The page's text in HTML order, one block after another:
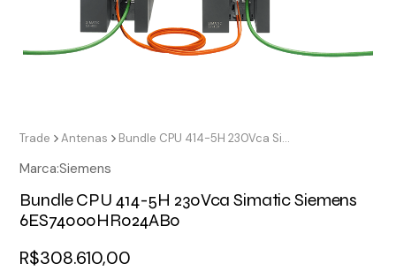
Trade Antenas Bundle CPU 414-5H 230Vca Simatic Siemens 6ES74000HR024AB0
Marca:Siemens
Bundle CPU 414-5H 230Vca Simatic Siemens
6ES74000HR024AB0
R$308.610,00